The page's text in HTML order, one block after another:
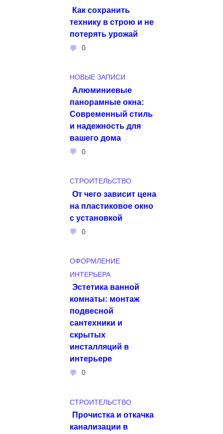
Как сохранить
технику в строю и не
потерять урожай
0
НОВЫЕ ЗАПИСИ
Алюминиевые
панорамные окна:
Современный стиль
и надежность для
вашего дома
0
СТРОИТЕЛЬСТВО
От чего зависит цена
на пластиковое окно
с установкой
0
ОФОРМЛЕНИЕ
ИНТЕРЬЕРА
Эстетика ванной
комнаты: монтаж
подвесной
сантехники и
скрытых
инсталляций в
интерьере
0
СТРОИТЕЛЬСТВО
Прочистка и откачка
канализации в